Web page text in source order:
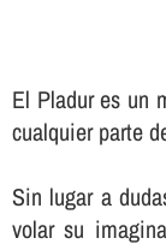
El Pladur es un
cualquier parte
Sin lugar a
volar su